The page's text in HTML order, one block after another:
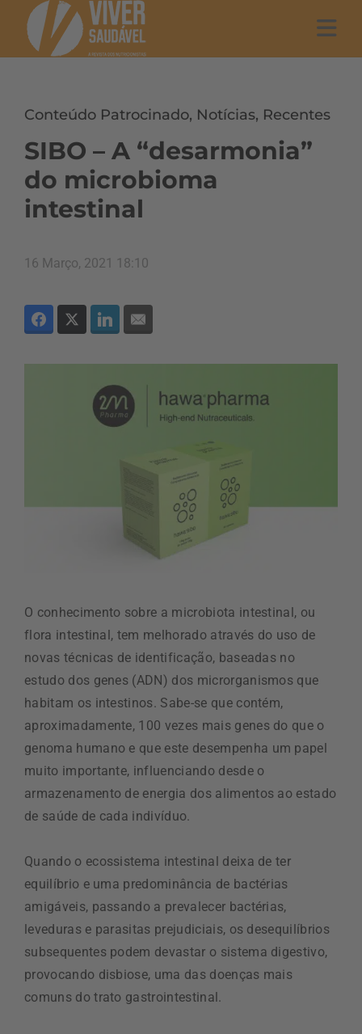
Conteúdo Patrocinado, Notícias, Recentes
SIBO – A “desarmonia”
do microbioma
intestinal
16 Março, 2021 18:10
O conhecimento sobre a microbiota intestinal, ou
flora intestinal, tem melhorado através do uso de
novas técnicas de identificação, baseadas no
estudo dos genes (ADN) dos microrganismos que
habitam os intestinos. Sabe-se que contém,
aproximadamente, 100 vezes mais genes do que o
genoma humano e que este desempenha um papel
muito importante, influenciando desde o
armazenamento de energia dos alimentos ao estado
de saúde de cada indivíduo.
Quando o ecossistema intestinal deixa de ter
equilíbrio e uma predominância de bactérias
amigáveis, passando a prevalecer bactérias,
leveduras e parasitas prejudiciais, os desequilíbrios
subsequentes podem devastar o sistema digestivo,
provocando disbiose, uma das doenças mais
comuns do trato gastrointestinal.